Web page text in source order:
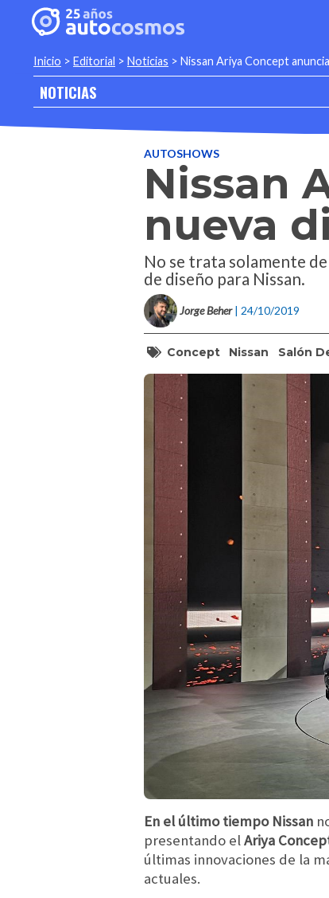
Inicio > Editorial > Noticias > Nissan Ariya Concept
NOTICIAS
AUTOSHOWS
Nissan
nueva
No se trata solamente
de diseño para Nissan.
Jorge Beher | 24/10/2019
Concept Nissan Salón
En el último tiempo Nissan
presentando elAriya
últimas innovaciones de la
actuales.